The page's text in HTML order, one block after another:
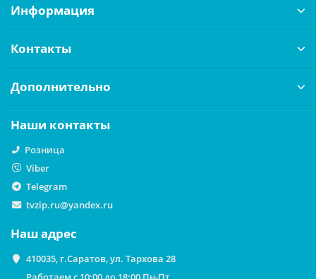
Информация
Контакты
Дополнительно
Наши контакты
Розница
Viber
Telegram
tvzip.ru@yandex.ru
Наш адрес
410035, г.Саратов, ул. Тархова 28